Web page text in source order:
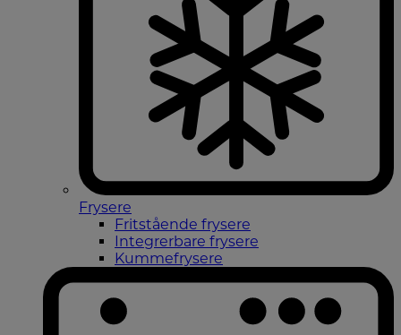
Frysere
Fritstående frysere
Integrerbare frysere
Kummefrysere